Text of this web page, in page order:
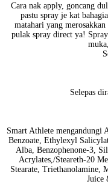
Cara nak apply, goncang
pastu spray je kat
matahari yang
pulak spray direct ya!
Selepas
Smart Athlete mengandungi
Benzoate, Ethylexyl
Alba, Benzophenone-3,
Acrylates,/Steareth-20
Stearate, Triethanolamine,
Juice